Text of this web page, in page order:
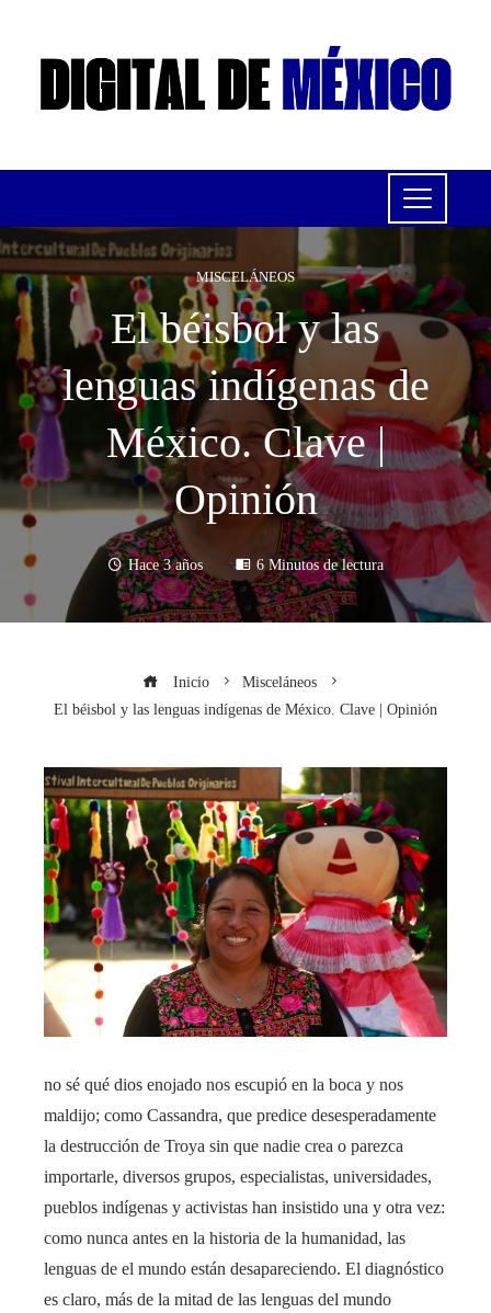
MISCELÁNEOS
El béisbol y las
lenguas indígenas de
México. Clave |
Opinión
Hace 3 años 6 Minutos de lectura
Inicio
Misceláneos
El béisbol y las lenguas indígenas de México. Clave | Opinión
no sé qué dios enojado nos escupió en la boca y nos
maldijo; como Cassandra, que predice desesperadamente
la destrucción de Troya sin que nadie crea o parezca
importarle, diversos grupos, especialistas, universidades,
pueblos indígenas y activistas han insistido una y otra vez:
como nunca antes en la historia de la humanidad, las
lenguas de el mundo están desapareciendo. El diagnóstico
es claro, más de la mitad de las lenguas del mundo